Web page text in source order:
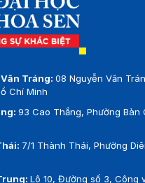
Văn Tráng:08 Nguyễn Văn
Chí Minh
93 Cao Thắng, Phường Bàn
7/1 Thành Thái, Phường
Lô 10, Đường số 3, Công